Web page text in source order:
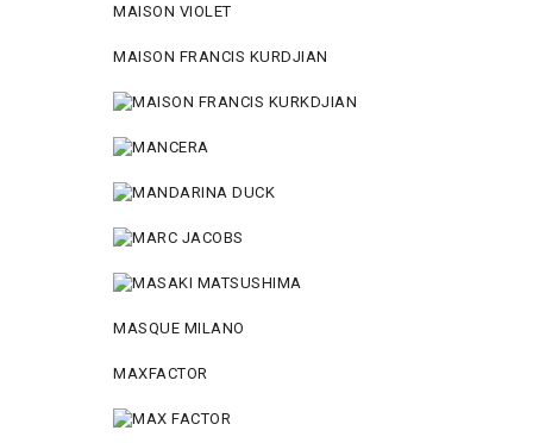
MAISON VIOLET
MAISON FRANCIS KURDJIAN
MASQUE MILANO
MAXFACTOR